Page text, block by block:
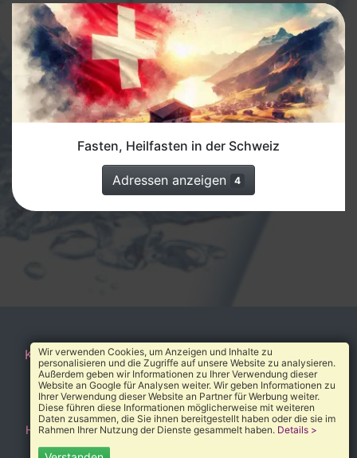
Fasten, Heilfasten in der Schweiz
Adressen anzeigen 4
Kontakt AGB Impressum Datenschutz
© 2010-2026 Heilverzeichnis®
Home → Adressen →Fasten, Heilfasten → Völklingen
Wir verwenden Cookies, um Anzeigen und Inhalte zu
personalisieren und die Zugriffe auf unsere Website zu analysieren.
Außerdem geben wir Informationen zu Ihrer Verwendung dieser
Website an Google für Analysen weiter. Wir geben Informationen zu
Ihrer Verwendung dieser Website an Partner für Werbung weiter.
Diese führen diese Informationen möglicherweise mit weiteren
Daten zusammen, die Sie ihnen bereitgestellt haben oder die sie im
Rahmen Ihrer Nutzung der Dienste gesammelt haben. Details >